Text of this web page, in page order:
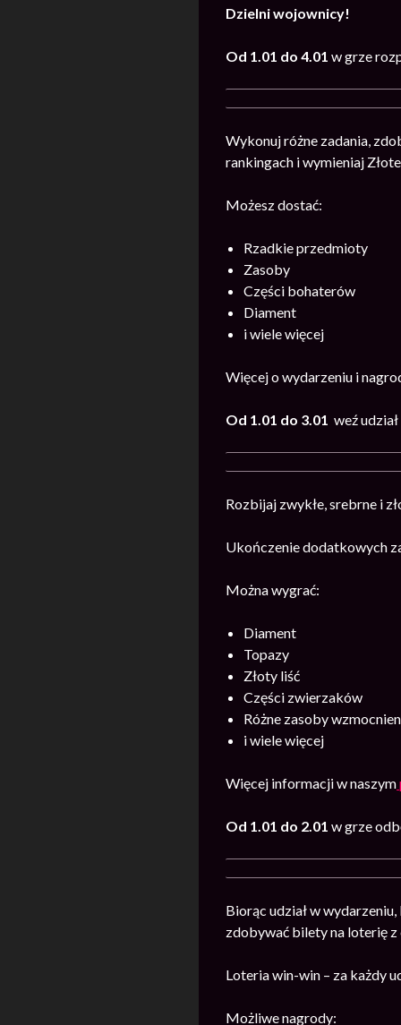
Dzielni wojownicy!
Od 1.01 do 4.01 w grze
Wykonuj różne zadania,
rankingach i wymieniaj
Możesz dostać:
Rzadkie przedmioty
Zasoby
Części bohaterów
Diament
i wiele więcej
Więcej o wydarzeniu i
Od 1.01 do 3.01 weź
Rozbijaj zwykłe, srebrne i
Ukończenie dodatkowych
Można wygrać:
Diament
Topazy
Złoty liść
Części zwierzaków
Różne zasoby
i wiele więcej
Więcej informacji w naszym
Od 1.01 do 2.01 w grze
Biorąc udział w
zdobywać bilety na loterię
Loteria win-win – za każdy
Możliwe nagrody: